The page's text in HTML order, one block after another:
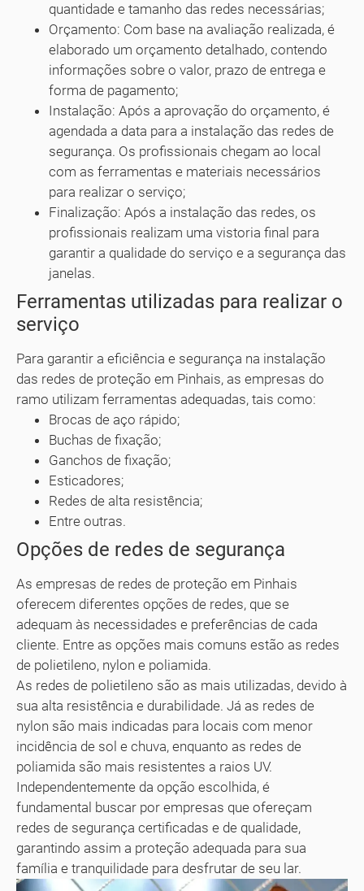
quantidade e tamanho das redes necessárias;
Orçamento: Com base na avaliação realizada, é
elaborado um orçamento detalhado, contendo
informações sobre o valor, prazo de entrega e
forma de pagamento;
Instalação: Após a aprovação do orçamento, é
agendada a data para a instalação das redes de
segurança. Os profissionais chegam ao local
com as ferramentas e materiais necessários
para realizar o serviço;
Finalização: Após a instalação das redes, os
profissionais realizam uma vistoria final para
garantir a qualidade do serviço e a segurança das
janelas.
Ferramentas utilizadas para realizar o
serviço
Para garantir a eficiência e segurança na instalação
das redes de proteção em Pinhais, as empresas do
ramo utilizam ferramentas adequadas, tais como:
Brocas de aço rápido;
Buchas de fixação;
Ganchos de fixação;
Esticadores;
Redes de alta resistência;
Entre outras.
Opções de redes de segurança
As empresas de redes de proteção em Pinhais
oferecem diferentes opções de redes, que se
adequam às necessidades e preferências de cada
cliente. Entre as opções mais comuns estão as redes
de polietileno, nylon e poliamida.
As redes de polietileno são as mais utilizadas, devido à
sua alta resistência e durabilidade. Já as redes de
nylon são mais indicadas para locais com menor
incidência de sol e chuva, enquanto as redes de
poliamida são mais resistentes a raios UV.
Independentemente da opção escolhida, é
fundamental buscar por empresas que ofereçam
redes de segurança certificadas e de qualidade,
garantindo assim a proteção adequada para sua
família e tranquilidade para desfrutar de seu lar.